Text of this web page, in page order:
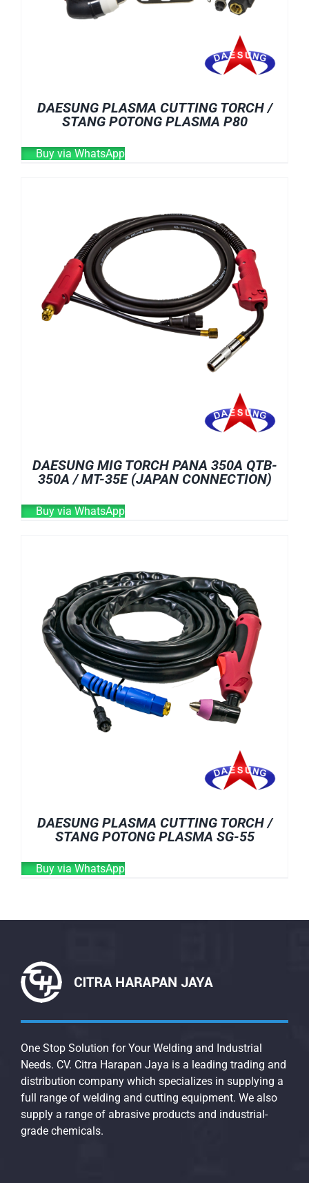
DAESUNG PLASMA CUTTING TORCH /
STANG POTONG PLASMA P80
Buy via WhatsApp
DAESUNG MIG TORCH PANA 350A QTB-
350A / MT-35E (JAPAN CONNECTION)
Buy via WhatsApp
DAESUNG PLASMA CUTTING TORCH /
STANG POTONG PLASMA SG-55
Buy via WhatsApp
One Stop Solution for Your Welding and Industrial
Needs. CV. Citra Harapan Jaya is a leading trading and
distribution company which specializes in supplying a
full range of welding and cutting equipment. We also
supply a range of abrasive products and industrial-
grade chemicals.